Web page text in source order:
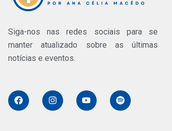
Siga-nos nas redes sociais para se
manter atualizado sobre as últimas
notícias e eventos.